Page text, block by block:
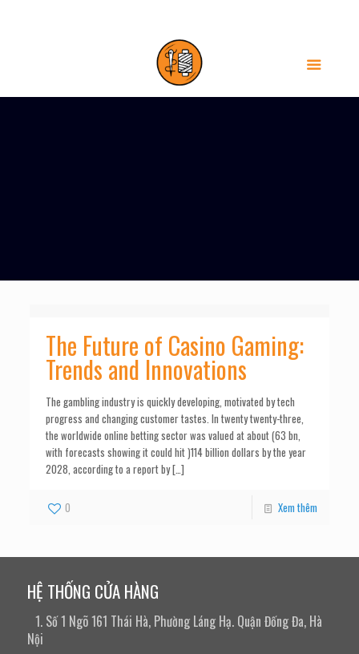
The Future of Casino Gaming:
Trends and Innovations
The gambling industry is quickly developing, motivated by tech
progress and changing customer tastes. In twenty twenty-three,
the worldwide online betting sector was valued at about (63 bn,
with forecasts showing it could hit )114 billion dollars by the year
2028, according to a report by[…]
0 Xem thêm
HỆ THỐNG CỬA HÀNG
1. Số 1 Ngõ 161 Thái Hà, Phường Láng Hạ. Quận Đống Đa, Hà
Nội